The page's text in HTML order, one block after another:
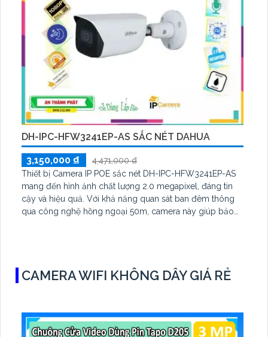
DH-IPC-HFW3241EP-AS SẮC NÉT DAHUA
3,150,000 ₫
4,471,000 ₫
Thiết bị Camera IP POE sắc nét DH-IPC-HFW3241EP-AS
mang đến hình ảnh chất lượng 2.0 megapixel, đáng tin
cậy và hiệu quả. Với khả năng quan sát ban đêm thông
qua công nghệ hồng ngoại 50m, camera này giúp bảo
CAMERA WIFI KHÔNG DÂY GIÁ RẺ